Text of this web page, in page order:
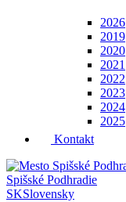
2026
2019
2020
2021
2022
2023
2024
2025
Kontakt
Spišské Podhradie
SKSlovensky